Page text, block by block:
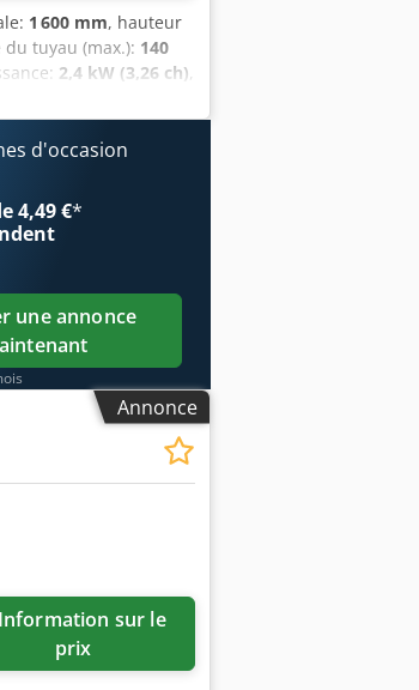
1 600 mm, hauteur
du tuyau (max.): 140
2,4 kW (3,26 ch),
l'étau (diamètre) : 40 -
tension du moteur :
: 910 mm
n'hésitez
d'occasion
4,49 €*
une annonce
Annonce
prix